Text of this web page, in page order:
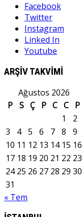
Facebook
Twitter
Instagram
Linked In
Youtube
ARŞİV TAKVİMİ
Ağustos 2026
P S Ç P C C P
1
2
3
4 5 6 7 8
9
10 11 12 13 14 15 16
17 18 19 20 21 22 23
24 25 26 27 28 29 30
31
« Tem